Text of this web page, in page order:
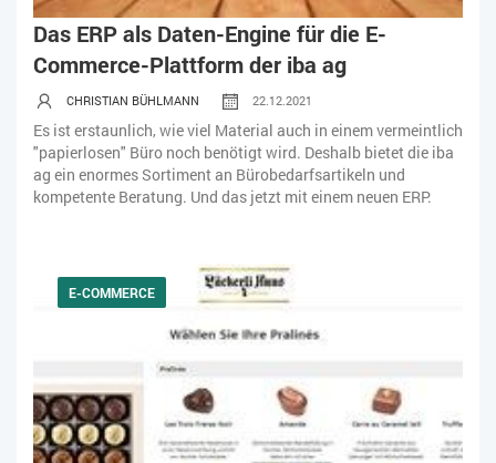
Das ERP als Daten-Engine für die E-
Commerce-Plattform der iba ag
CHRISTIAN BÜHLMANN 22.12.2021
Es ist erstaunlich, wie viel Material auch in einem vermeintlich
"papierlosen" Büro noch benötigt wird. Deshalb bietet die iba
ag ein enormes Sortiment an Bürobedarfsartikeln und
kompetente Beratung. Und das jetzt mit einem neuen ERP.
E-COMMERCE